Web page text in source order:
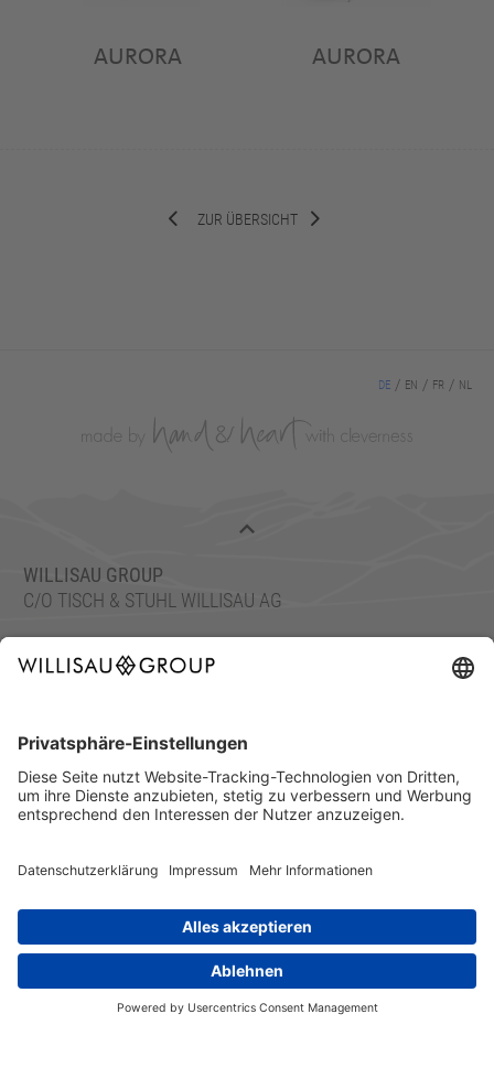
AURORA AURORA
ZUR ÜBERSICHT
DE EN FR NL
WILLISAU GROUP
C/O TISCH & STUHL WILLISAU AG
IMPRESSUM
DATENSCHUTZ